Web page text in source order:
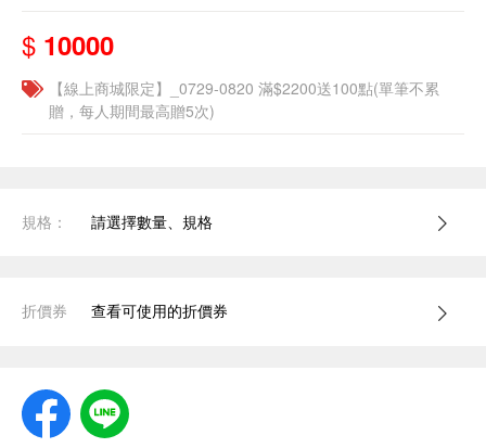
$ 10000
【線上商城限定】_0729-0820 滿$2200送100點(單筆不累
贈，每人期間最高贈5次)
規格： 請選擇數量、規格
折價券 查看可使用的折價券